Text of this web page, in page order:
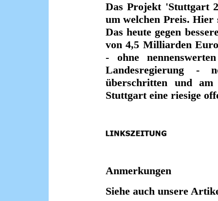
Das Projekt 'Stuttgart
um welchen Preis. Hier
Das heute gegen
von 4,5 Milliarden
- ohne
Landesregierung -
überschritten und
Stuttgart eine riesige
Anmerkungen
Siehe auch unsere